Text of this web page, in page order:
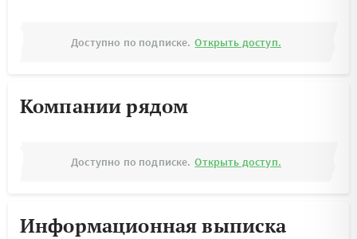
Доступно по подписке. Открыть доступ.
Компании рядом
Доступно по подписке. Открыть доступ.
Информационная выписка